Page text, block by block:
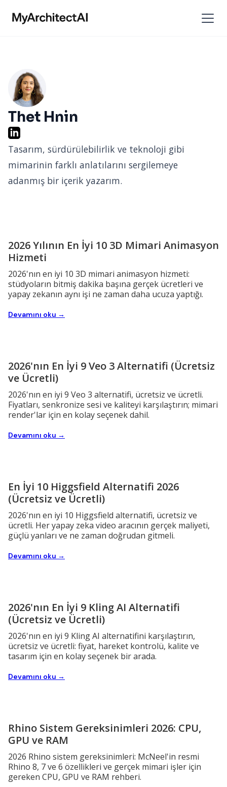
Thet Hnin
Tasarım, sürdürülebilirlik ve teknoloji gibi
mimarinin farklı anlatılarını sergilemeye
adanmış bir içerik yazarım.
2026 Yılının En İyi 10 3D Mimari Animasyon
Hizmeti
2026'nın en iyi 10 3D mimari animasyon hizmeti:
stüdyoların bitmiş dakika başına gerçek ücretleri ve
yapay zekanın aynı işi ne zaman daha ucuza yaptığı.
Devamını oku →
2026'nın En İyi 9 Veo 3 Alternatifi (Ücretsiz
ve Ücretli)
2026'nın en iyi 9 Veo 3 alternatifi, ücretsiz ve ücretli.
Fiyatları, senkronize sesi ve kaliteyi karşılaştırın; mimari
render'lar için en kolay seçenek dahil.
Devamını oku →
En İyi 10 Higgsfield Alternatifi 2026
(Ücretsiz ve Ücretli)
2026'nın en iyi 10 Higgsfield alternatifi, ücretsiz ve
ücretli. Her yapay zeka video aracının gerçek maliyeti,
güçlü yanları ve ne zaman doğrudan gitmeli.
Devamını oku →
2026'nın En İyi 9 Kling AI Alternatifi
(Ücretsiz ve Ücretli)
2026'nın en iyi 9 Kling AI alternatifini karşılaştırın,
ücretsiz ve ücretli: fiyat, hareket kontrolü, kalite ve
tasarım için en kolay seçenek bir arada.
Devamını oku →
Rhino Sistem Gereksinimleri 2026: CPU,
GPU ve RAM
2026 Rhino sistem gereksinimleri: McNeel'in resmi
Rhino 8, 7 ve 6 özellikleri ve gerçek mimari işler için
gereken CPU, GPU ve RAM rehberi.